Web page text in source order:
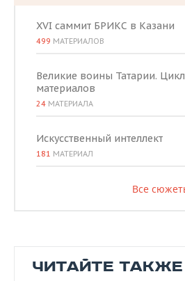
XVI саммит БРИКС в Казани
499 МАТЕРИАЛОВ
Великие воины Татарии.
материалов
24 МАТЕРИАЛА
Искусственный интеллект
181 МАТЕРИАЛ
Все
ЧИТАЙТЕ ТАКЖЕ